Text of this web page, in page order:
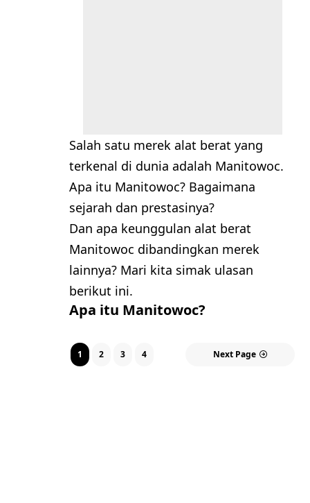
Salah satu merek alat berat yang
terkenal di dunia adalah Manitowoc.
Apa itu Manitowoc? Bagaimana
sejarah dan prestasinya?
Dan apa keunggulan alat berat
Manitowoc dibandingkan merek
lainnya? Mari kita simak ulasan
berikut ini.
Apa itu Manitowoc?
1 2 3 4 Next Page